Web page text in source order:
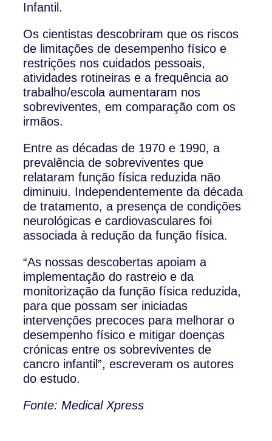
Infantil.
Os cientistas descobriram que os riscos
de limitações de desempenho físico e
restrições nos cuidados pessoais,
atividades rotineiras e a frequência ao
trabalho/escola aumentaram nos
sobreviventes, em comparação com os
irmãos.
Entre as décadas de 1970 e 1990, a
prevalência de sobreviventes que
relataram função física reduzida não
diminuiu. Independentemente da década
de tratamento, a presença de condições
neurológicas e cardiovasculares foi
associada à redução da função física.
“As nossas descobertas apoiam a
implementação do rastreio e da
monitorização da função física reduzida,
para que possam ser iniciadas
intervenções precoces para melhorar o
desempenho físico e mitigar doenças
crónicas entre os sobreviventes de
cancro infantil”, escreveram os autores
do estudo.
Fonte: Medical Xpress